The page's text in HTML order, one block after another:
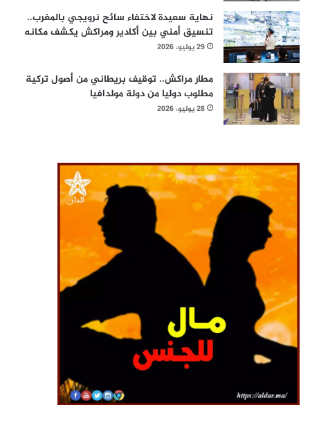
نهاية سعيدة لاختفاء سائح نرويجي بالمغرب..
تنسيق أمني بين أكادير ومراكش يكشف مكانه
29 يوليو، 2026
مطار مراكش.. توقيف بريطاني من أصول تركية
مطلوب دوليا من دولة مولدافيا
28 يوليو، 2026